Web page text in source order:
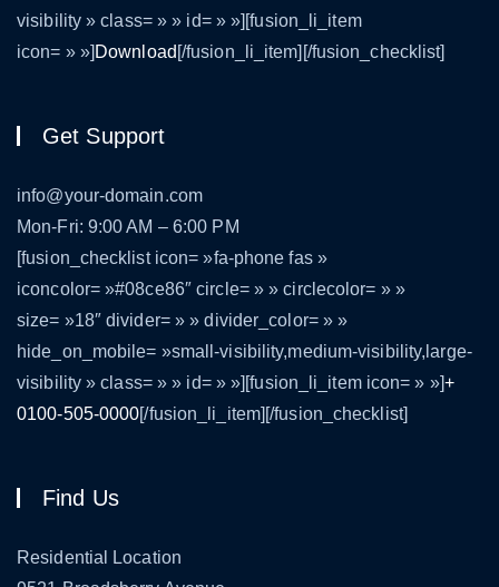
visibility » class= » » id= » »][fusion_li_item
icon= » »] Download [/fusion_li_item][/fusion_checklist]
Get Support
info@your-domain.com
Mon-Fri: 9:00 AM – 6:00 PM
[fusion_checklist icon= »fa-phone fas »
iconcolor= »#08ce86″ circle= » » circlecolor= » »
size= »18″ divider= » » divider_color= » »
hide_on_mobile= »small-visibility,medium-visibility,large-
visibility » class= » » id= » »][fusion_li_item icon= » »]+
0100-505-0000[/fusion_li_item][/fusion_checklist]
Find Us
Residential Location